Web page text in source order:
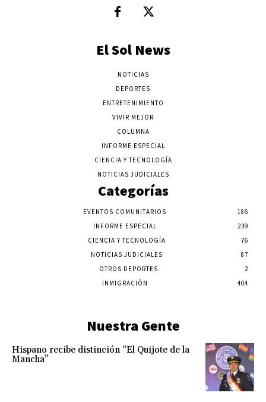
El Sol News
NOTICIAS
DEPORTES
ENTRETENIMIENTO
VIVIR MEJOR
COLUMNA
INFORME ESPECIAL
CIENCIA Y TECNOLOGÍA
NOTICIAS JUDICIALES
Categorías
EVENTOS COMUNITARIOS
186
INFORME ESPECIAL
239
CIENCIA Y TECNOLOGÍA
76
NOTICIAS JUDICIALES
87
OTROS DEPORTES
2
INMIGRACIÓN
404
Nuestra Gente
Hispano recibe distinción “El Quijote de la
Mancha”